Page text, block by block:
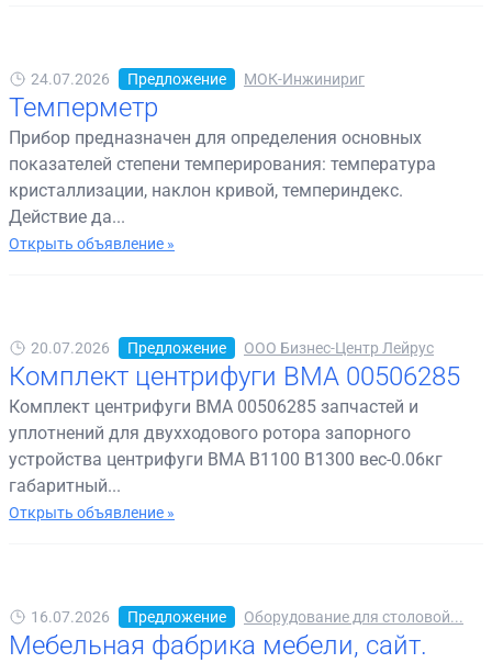
24.07.2026 Предложение МОК-Инжинириг
Темперметр
Прибор предназначен для определения основных
показателей степени темперирования: температура
кристаллизации, наклон кривой, темпериндекс.
Действие да...
Открыть объявление »
20.07.2026 Предложение ООО Бизнес-Центр Лейрус
Комплект центрифуги BMA 00506285
Комплект центрифуги BMA 00506285 запчастей и
уплотнений для двухходового ротора запорного
устройства центрифуги BMA B1100 B1300 вес-0.06кг
габаритный...
Открыть объявление »
16.07.2026 Предложение Оборудование для столовой...
Мебельная фабрика мебели, сайт.